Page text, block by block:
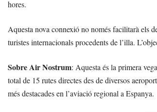
hores.
Aquesta nova connexió no només facilitarà els
turistes internacionals procedents de l’illa.
Sobre Air Nostrum: Aquesta és la primera
total de 15 rutes directes des de diversos
més destacades en l’aviació regional a Espanya.